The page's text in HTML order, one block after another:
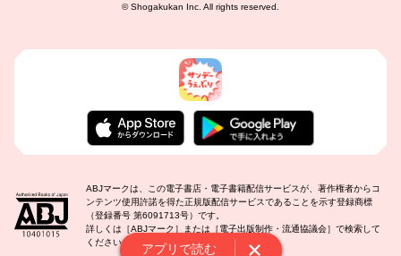
アプリで読む
©Shogakukan Inc. All rights reserved.
ABJマークは、この電子書店・電子書籍配信サービスが、著作権者からコ
ンテンツ使用許諾を得た正規版配信サービスであることを示す登録商標
（登録番号 第6091713号）です。
詳しくは［ABJマーク］または［電子出版制作・流通協議会］で検索して
ください。